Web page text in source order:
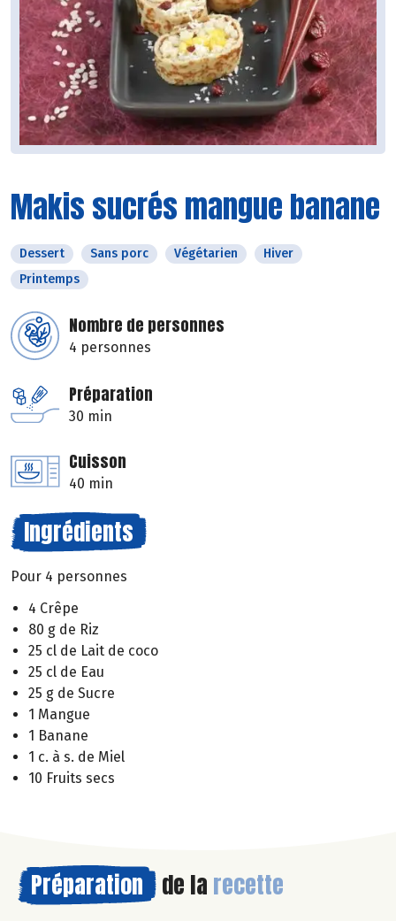
Makis sucrés mangue banane
Dessert Sans porc Végétarien
Hiver
Printemps
Nombre de personnes
4 personnes
Préparation
30 min
Cuisson
40 min
Ingrédients
Pour 4 personnes
4 Crêpe
80 g de Riz
25 cl de Lait de coco
25 cl de Eau
25 g de Sucre
1 Mangue
1 Banane
1 c. à s. de Miel
10 Fruits secs
Préparation de la recette